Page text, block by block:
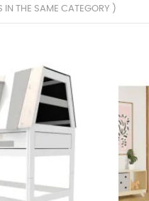
IN THE SAME CATEGORY )